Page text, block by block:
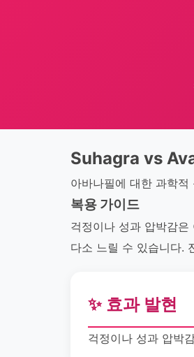
Suhagra vs
아바나필에 대한 과학
복용 가이드
걱정이나 성과 압박감
다소 느릴 수 있습니다.
✨ 효과 발현
걱정이나 성과 압박